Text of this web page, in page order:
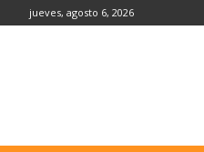
jueves, agosto 6, 2026